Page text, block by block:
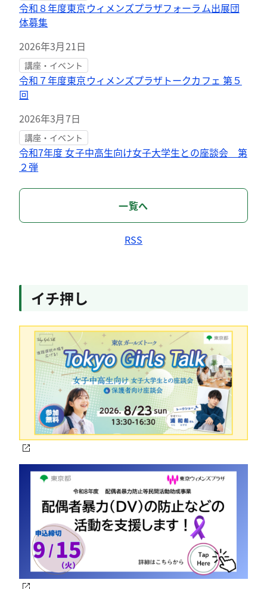
令和８年度東京ウィメンズプラザフォーラム出展団
体募集
2026年3月21日
講座・イベント
令和７年度東京ウィメンズプラザトークカフェ 第５
回
2026年3月7日
講座・イベント
令和7年度 女子中高生向け女子大学生との座談会 第
２弾
一覧へ
RSS
イチ押し